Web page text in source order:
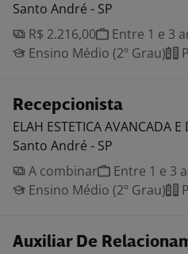
Santo André - SP
R$ 2.216,00
Entre 1 e 3
Ensino Médio (2º Grau)
Recepcionista
ELAH ESTETICA AVANCADA E
Santo André - SP
A combinar
Entre 1 e 3
Ensino Médio (2º Grau)
Auxiliar De